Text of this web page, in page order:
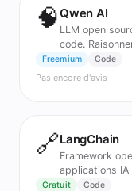
🧠Qwen AI
LLM open
code.
communautaire.
Freemium Code
Pas encore d'avis
🔗LangChain
Framework
applications
mémoire
Gratuit Code